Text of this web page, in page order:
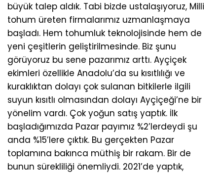
büyük talep aldık. Tabi bizde ustalaşıyoruz, Milli
tohum üreten firmalarımız uzmanlaşmaya
başladı. Hem tohumluk teknolojisinde hem de
yeni çeşitlerin geliştirilmesinde. Biz şunu
görüyoruz bu sene pazarımız arttı. Ayçiçek
ekimleri özellikle Anadolu’da su kısıtlılığı ve
kuraklıktan dolayı çok sulanan bitkilerle ilgili
suyun kısıtlı olmasından dolayı Ayçiçeği’ne bir
yönelim vardı. Çok yoğun satış yaptık. İlk
başladığımızda Pazar payımız %2’lerdeydi şu
anda %15’lere çıktık. Bu gerçekten Pazar
toplamına bakınca müthiş bir rakam. Bir de
bunun sürekliliği önemliydi. 2021’de yaptık,